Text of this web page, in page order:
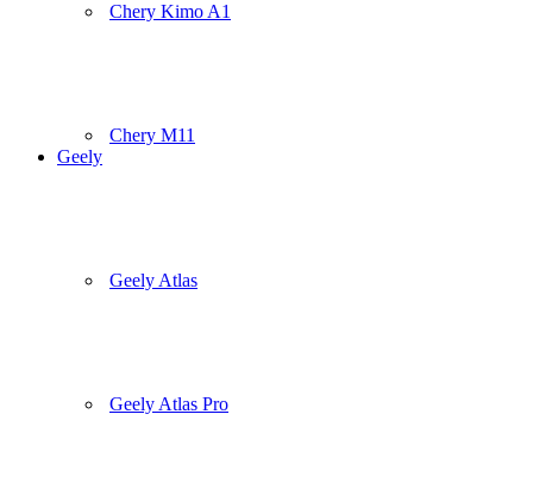
Chery Kimo A1
Chery M11
Geely
Geely Atlas
Geely Atlas Pro